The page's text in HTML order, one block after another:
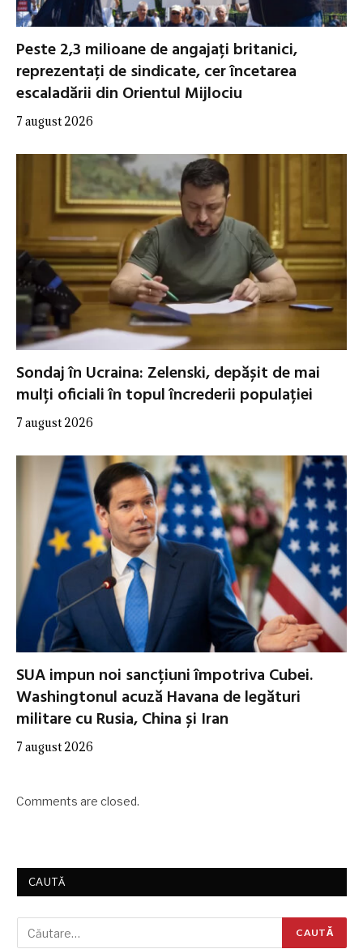
Peste 2,3 milioane de angajați britanici,
reprezentați de sindicate, cer încetarea
escaladării din Orientul Mijlociu
7 august 2026
Sondaj în Ucraina: Zelenski, depășit de mai
mulți oficiali în topul încrederii populației
7 august 2026
SUA impun noi sancțiuni împotriva Cubei.
Washingtonul acuză Havana de legături
militare cu Rusia, China și Iran
7 august 2026
Comments are closed.
CAUTĂ